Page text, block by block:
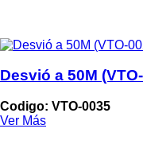
Desvió a 50M
Codigo: VTO-0035
Ver Más